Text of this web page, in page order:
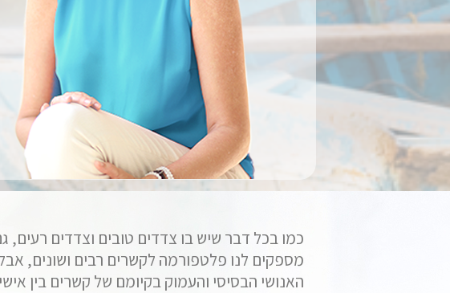
כמו בכל דבר שיש בו צדדים טובים וצדדים רעים,
מספקים לנו פלטפורמה לקשרים רבים ושונים,
האנושי הבסיסי והעמוק בקיומם של קשרים בין